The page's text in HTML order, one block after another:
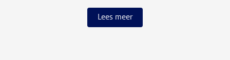
Lees meer